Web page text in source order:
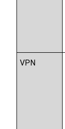
VPN